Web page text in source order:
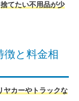
捨てたい不用品が少
徴と料金相
ヤカーやトラックな